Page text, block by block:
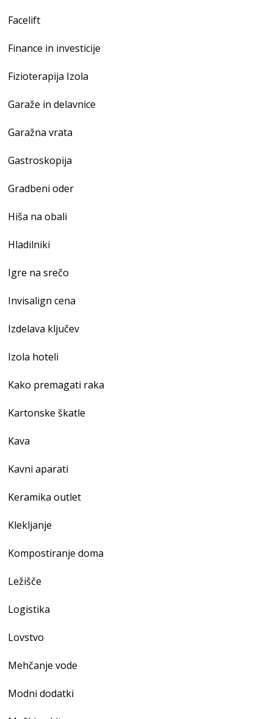
Facelift
Finance in investicije
Fizioterapija Izola
Garaže in delavnice
Garažna vrata
Gastroskopija
Gradbeni oder
Hiša na obali
Hladilniki
Igre na srečo
Invisalign cena
Izdelava ključev
Izola hoteli
Kako premagati raka
Kartonske škatle
Kava
Kavni aparati
Keramika outlet
Klekljanje
Kompostiranje doma
Ležišče
Logistika
Lovstvo
Mehčanje vode
Modni dodatki